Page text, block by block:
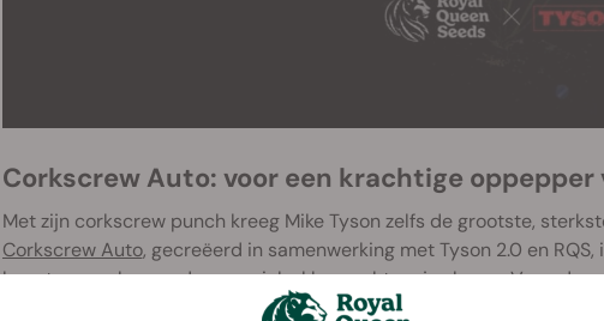
Corkscrew Auto: voor een krachtige oppepper
Met zijn corkscrew punch kreeg Mike Tyson zelfs de grootste,
Corkscrew Auto, gecreëerd in samenwerking met Tyson 2.0 en
levert een opbeurende, energieke klap recht op je slapen. Voeg
bereid je voor om weggeblazen te worden door dit gedrongen